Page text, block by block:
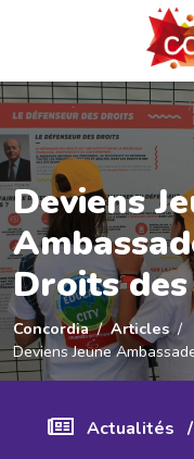
Deviens
Droits
Concordia
Articles
Deviens Jeune
Actualités /
Panneau de gestion des